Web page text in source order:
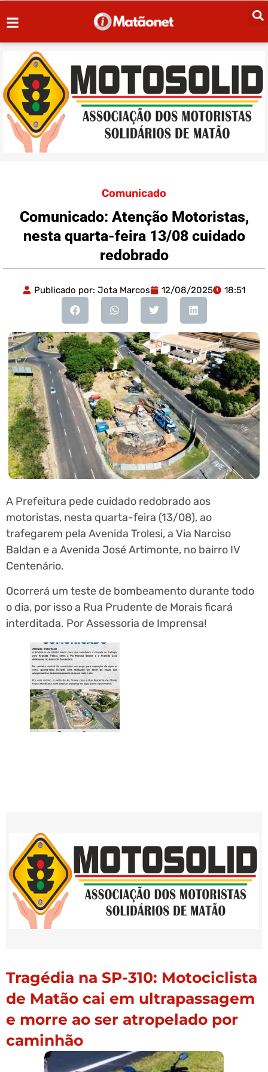
Comunicado
Comunicado: Atenção Motoristas,
nesta quarta-feira 13/08 cuidado
redobrado
Publicado por: Jota Marcos 12/08/2025 18:51
A Prefeitura pede cuidado redobrado aos
motoristas, nesta quarta-feira (13/08), ao
trafegarem pela Avenida Trolesi, a Via Narciso
Baldan e a Avenida José Artimonte, no bairro IV
Centenário.
Ocorrerá um teste de bombeamento durante todo
o dia, por isso a Rua Prudente de Morais ficará
interditada. Por Assessoria de Imprensa!
Tragédia na SP-310: Motociclista
de Matão cai em ultrapassagem
e morre ao ser atropelado por
caminhão